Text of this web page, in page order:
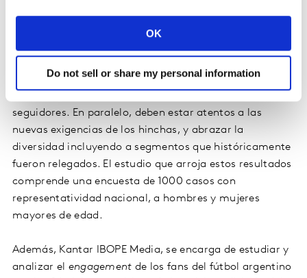
OK
Do not sell or share my personal information
resto prefiere a la Champions League.
Con el crecimiento de los
y la imposibilidad de
concurrir a los estadios, los clubes y las marcas deben
seguidores. En paralelo, deben estar atentos a las
nuevas exigencias de los hinchas, y abrazar la
diversidad incluyendo a segmentos que históricamente
fueron relegados. El estudio que arroja estos resultados
comprende una encuesta de 1000 casos con
representatividad nacional, a hombres y mujeres
mayores de edad.
Además, Kantar IBOPE Media, se encarga de estudiar y
analizar el engagement de los fans del fútbol argentino